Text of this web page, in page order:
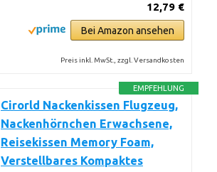
12,79 €
Bei Amazon ansehen
Preis inkl. MwSt., zzgl. Versandkosten
EMPFEHLUNG
Cirorld Nackenkissen Flugzeug,
Nackenhörnchen Erwachsene,
Reisekissen Memory Foam,
Verstellbares Kompaktes